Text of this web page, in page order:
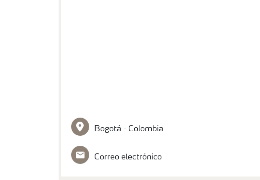
Bogotá - Colombia
Correo electrónico